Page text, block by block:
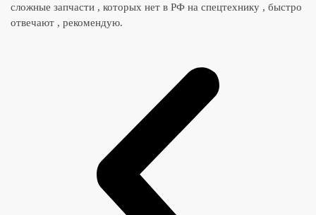
сложные запчасти , которых нет в РФ на спецтехнику , быстро
отвечают , рекомендую.